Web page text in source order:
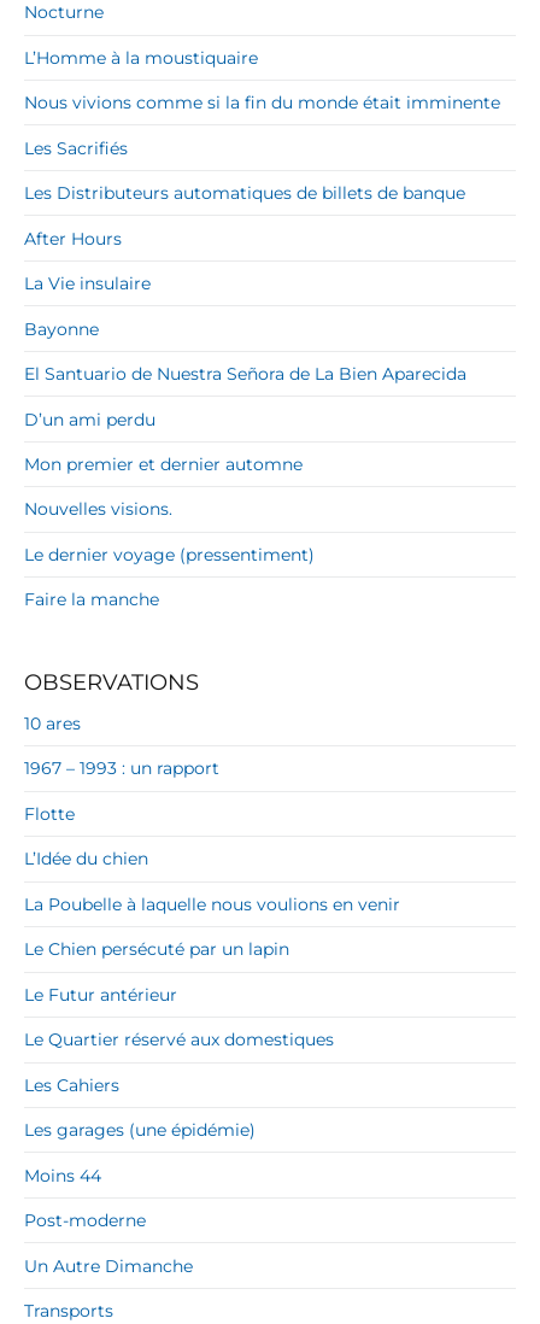
Nocturne
L’Homme à la moustiquaire
Nous vivions comme si la fin du monde était imminente
Les Sacrifiés
Les Distributeurs automatiques de billets de banque
After Hours
La Vie insulaire
Bayonne
El Santuario de Nuestra Señora de La Bien Aparecida
D’un ami perdu
Mon premier et dernier automne
Nouvelles visions.
Le dernier voyage (pressentiment)
Faire la manche
OBSERVATIONS
10 ares
1967 – 1993 : un rapport
Flotte
L’Idée du chien
La Poubelle à laquelle nous voulions en venir
Le Chien persécuté par un lapin
Le Futur antérieur
Le Quartier réservé aux domestiques
Les Cahiers
Les garages (une épidémie)
Moins 44
Post-moderne
Un Autre Dimanche
Transports